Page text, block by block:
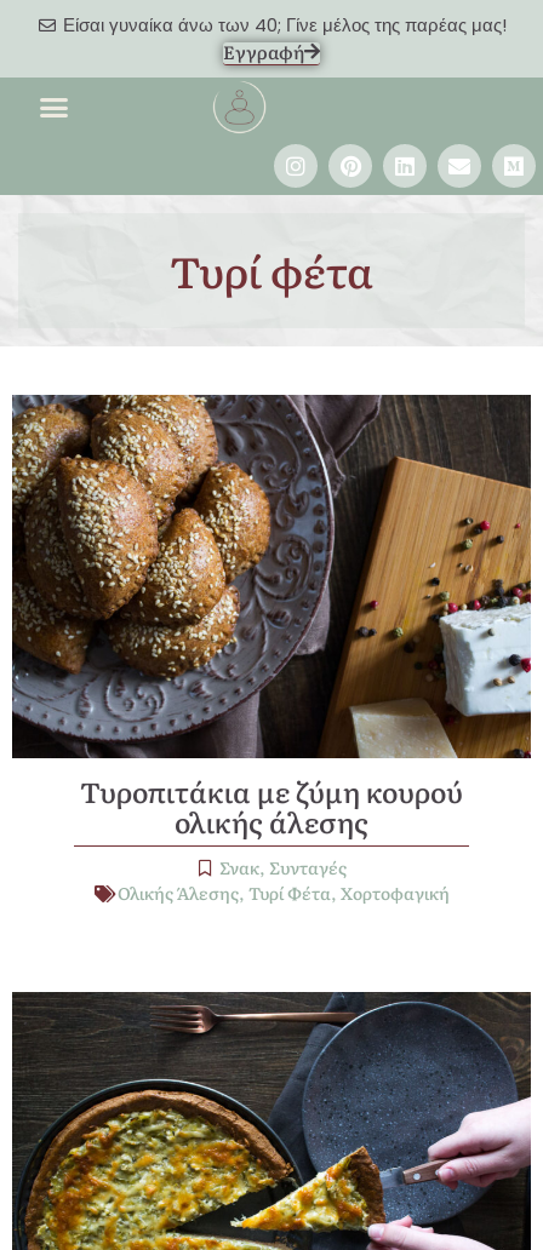
Είσαι γυναίκα άνω των 40; Γίνε μέλος της παρέας μας!
Εγγραφή
Τυρί φέτα
Τυροπιτάκια με ζύμη κουρού
ολικής άλεσης
Σνακ, Συνταγές
Ολικής Άλεσης, Τυρί Φέτα, Χορτοφαγική